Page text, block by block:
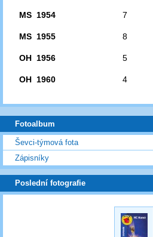
MS 1954 7
MS 1955 8
OH 1956 5
OH 1960 4
Fotoalbum
Ševci-týmová fota
Zápisníky
Poslední fotografie